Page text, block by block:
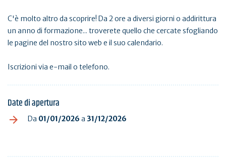
C'è molto altro da scoprire! Da 2 ore a diversi giorni o addirittura
un anno di formazione... troverete quello che cercate sfogliando
le pagine del nostro sito web e il suo calendario.
Iscrizioni via e-mail o telefono.
Date di apertura
Da 01/01/2026 a 31/12/2026